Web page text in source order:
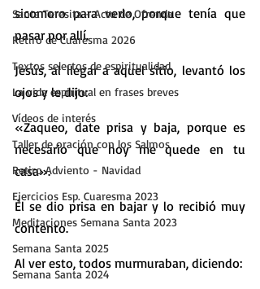
Santa Teresita - Acto de Ofrenda
Retiro de Cuaresma 2026
Textos selectos de espiritualidad
La vida espiritual en frases breves
Vídeos de interés
Taller de oración con los Salmos
Retiro Adviento - Navidad
Ejercicios Esp. Cuaresma 2023
Meditaciones Semana Santa 2023
Semana Santa 2025
Semana Santa 2024
sicomoro para verlo, porque tenía que
pasar por allí.
Jesús, al llegar a aquel sitio, levantó los
ojos y le dijo:
«Zaqueo, date prisa y baja, porque es
necesario que hoy me quede en tu
casa».
Él se dio prisa en bajar y lo recibió muy
contento.
Al ver esto, todos murmuraban, diciendo: